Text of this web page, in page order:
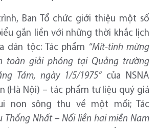
Ban Tổ chức giới thiệu một số
gắn liền với những thời khắc lịch
dân tộc: Tác phẩm “Mít-tinh mừng
toàn giải phóng tại Quảng trường
Tám, ngày 1/5/1975” của NSNA
(Hà Nội) – tác phẩm tư liệu quý giá
non sông thu về một mối; Tác
Thống Nhất – Nối liền hai miền Nam